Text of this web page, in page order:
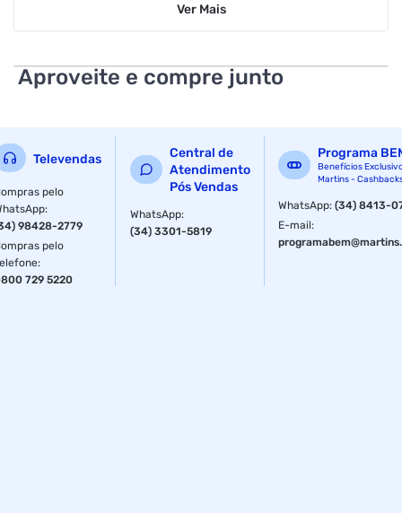
Ver Mais
Aproveite e compre junto
Televendas
pelo
:
98428-2779
pelo
:
729 5220
Central de
Atendimento
Pós Vendas
WhatsApp:
(34) 3301-5819
Programa
Benefícios
Martins -
WhatsApp:(34) 8413-
E-mail: